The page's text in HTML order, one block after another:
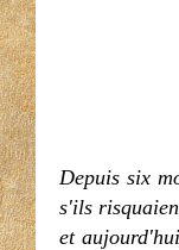
Depuis six
s'ils
et